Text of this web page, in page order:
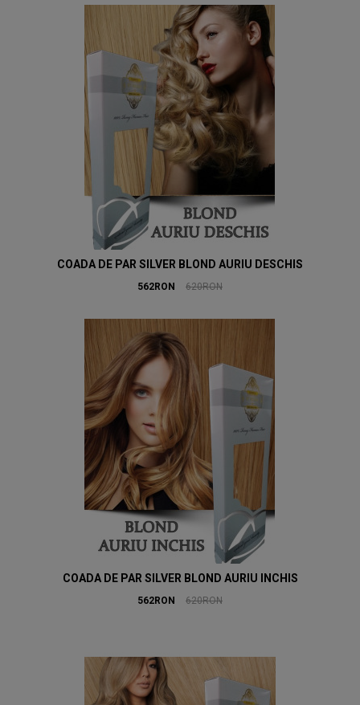
COADA DE PAR SILVER BLOND AURIU DESCHIS
562RON 620RON
COADA DE PAR SILVER BLOND AURIU INCHIS
562RON 620RON